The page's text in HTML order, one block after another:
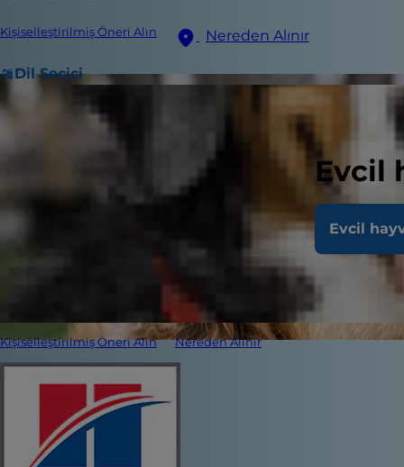
Kişiselleştirilmiş Öneri Alın Nereden Alınır
Dil Seçici
Evcil
Evcil
Kişiselleştirilmiş Öneri Alın Nereden Alınır